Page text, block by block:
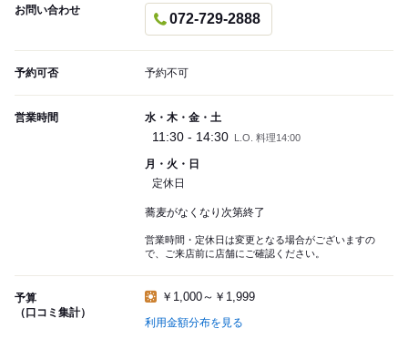
お問い合わせ
072-729-2888
予約可否 予約不可
営業時間 水・木・金・土
11:30 - 14:30 L.O. 料理14:00
月・火・日
定休日
蕎麦がなくなり次第終了
営業時間・定休日は変更となる場合がございますの
で、ご来店前に店舗にご確認ください。
予算
（口コミ集計）
￥1,000～￥1,999
利用金額分布を見る